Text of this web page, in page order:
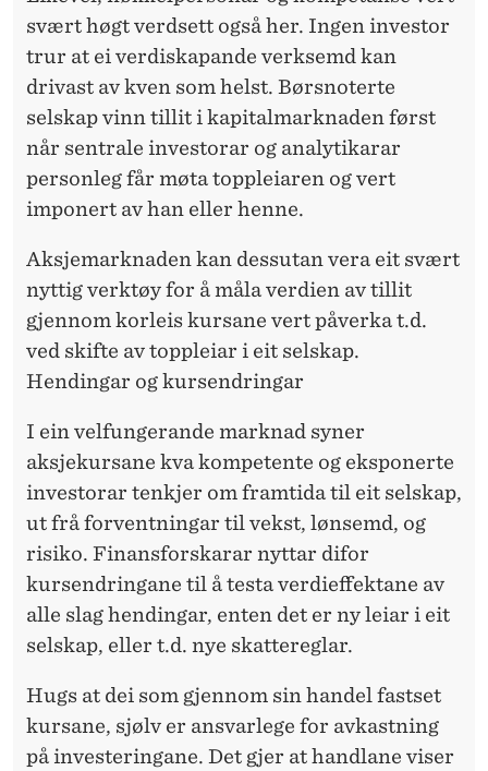
svært høgt verdsett også her. Ingen investor
trur at ei verdiskapande verksemd kan
drivast av kven som helst. Børsnoterte
selskap vinn tillit i kapitalmarknaden først
når sentrale investorar og analytikarar
personleg får møta toppleiaren og vert
imponert av han eller henne.
Aksjemarknaden kan dessutan vera eit svært
nyttig verktøy for å måla verdien av tillit
gjennom korleis kursane vert påverka t.d.
ved skifte av toppleiar i eit selskap.
Hendingar og kursendringar
I ein velfungerande marknad syner
aksjekursane kva kompetente og eksponerte
investorar tenkjer om framtida til eit selskap,
ut frå forventningar til vekst, lønsemd, og
risiko. Finansforskarar nyttar difor
kursendringane til å testa verdieffektane av
alle slag hendingar, enten det er ny leiar i eit
selskap, eller t.d. nye skattereglar.
Hugs at dei som gjennom sin handel fastset
kursane, sjølv er ansvarlege for avkastning
på investeringane. Det gjer at handlane viser